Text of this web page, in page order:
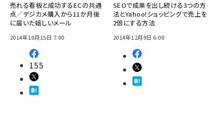
売れる看板と成功するECの共通
点／デジカメ購入から11か月後
に届いた嬉しいメール
2014年10月15日 7:00
155
SEOで成果を出し続ける3つの方
法とYahoo!ショッピングで売上を
2倍にする方法
2014年12月9日 6:00